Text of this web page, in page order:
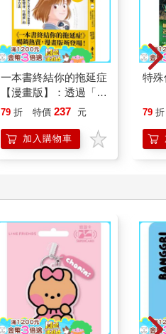
一本書終結你的拖延症
【漫畫版】：透過「小
行動」打開大腦的行動
「行動派」的37個科
學方法
79 折 特價 237 元
加入購物車
特
79 折